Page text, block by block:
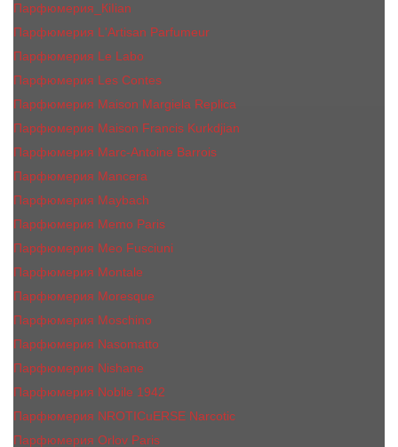
Парфюмерия_КiIiаn
Парфюмерия L'Artisan Parfumeur
Парфюмерия Le Labo
Парфюмерия Les Contes
Парфюмерия Maison Margiela Replica
Парфюмерия Maison Francis Kurkdjian
Парфюмерия Marc-Antoine Barrois
Парфюмерия Mancera
Парфюмерия Maybach
Парфюмерия Memo Paris
Парфюмерия Meo Fusciuni
Парфюмерия Montale
Парфюмерия Moresque
Парфюмерия Moschino
Парфюмерия Nasomatto
Парфюмерия Nishane
Парфюмерия Nobile 1942
Парфюмерия NROTICuERSE Narcotic
Парфюмерия Orlov Paris